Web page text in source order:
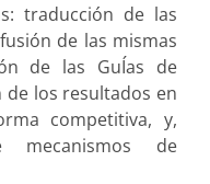
traducción de las
de las mismas
de las GuÍas de
de los resultados en
competitiva, y,
mecanismos de